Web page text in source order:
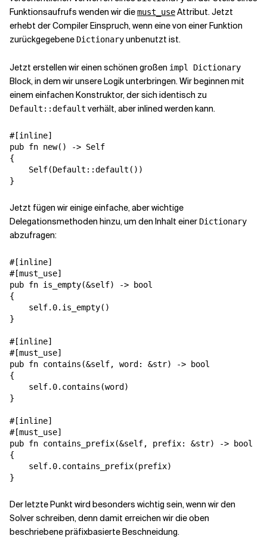
Funktionsaufrufs wenden wir diemust_useAttribut. Jetzt
erhebt der Compiler Einspruch, wenn eine von einer Funktion
zurückgegebene Dictionaryunbenutzt ist.
Jetzt erstellen wir einen schönen großen impl Dictionary
Block, in dem wir unsere Logik unterbringen. Wir beginnen mit
einem einfachen Konstruktor, der sich identisch zu
Default::default verhält, aber inlined werden kann.
#[inline]
pub fn new() -> Self
{
    Self(Default::default())
}
Jetzt fügen wir einige einfache, aber wichtige
Delegationsmethoden hinzu, um den Inhalt einer Dictionary
abzufragen:
#[inline]
#[must_use]
pub fn is_empty(&self) -> bool
{
    self.0.is_empty()
}
#[inline]
#[must_use]
pub fn contains(&self, word: &str) -> bool
{
    self.0.contains(word)
}
#[inline]
#[must_use]
pub fn contains_prefix(&self, prefix: &str) -> bool
{
    self.0.contains_prefix(prefix)
}
Der letzte Punkt wird besonders wichtig sein, wenn wir den
Solver schreiben, denn damit erreichen wir die oben
beschriebene präfixbasierte Beschneidung.